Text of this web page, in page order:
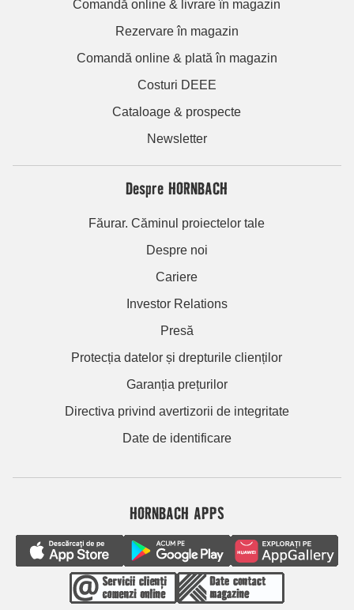
Comandă online & livrare în magazin
Rezervare în magazin
Comandă online & plată în magazin
Costuri DEEE
Cataloage & prospecte
Newsletter
Despre HORNBACH
Făurar. Căminul proiectelor tale
Despre noi
Cariere
Investor Relations
Presă
Protecția datelor și drepturile clienților
Garanția prețurilor
Directiva privind avertizorii de integritate
Date de identificare
HORNBACH APPS